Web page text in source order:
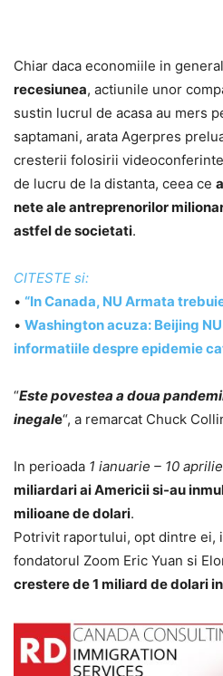
Chiar daca economiile in
recesiunea, actiunile unor
sustin lucrul de acasa au mers
saptamani, arata Agerpres
cresterii folosirii
de lucru de la distanta, ceea ce
nete ale antreprenorilor
astfel de societati.
CITESTE si:
• “In Canada, NU Armata
• Washington acuza: Beijing
informatiile despre epidemie
“Este povestea a doua
inegale“, a remarcat Chuck
In perioada 1 ianuarie – 10
miliardari ai Americii si-au
milioane de dolari.
Potrivit raportului, opt dintre ei,
fondatorul Zoom Eric Yuan si
crestere de 1 miliard de dolari